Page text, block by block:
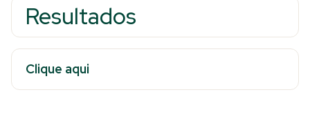
Resultados
Clique aqui